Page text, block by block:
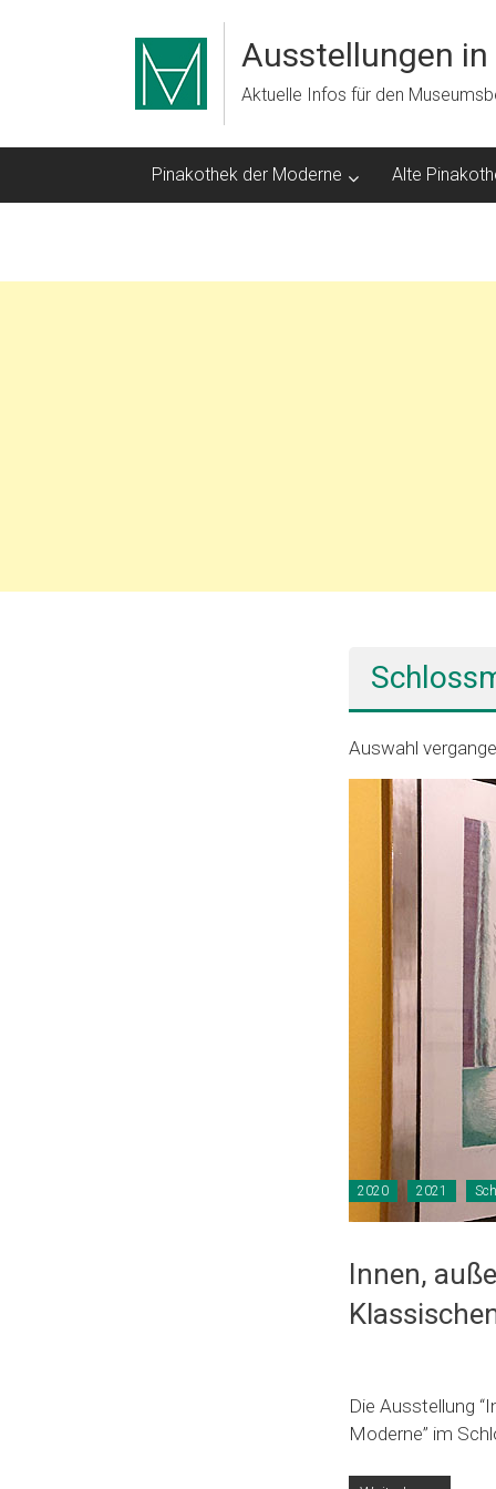
Ausstellungen
Aktuelle Infos für den
Pinakothek der Moderne Alte
Auswahl
2020 2021
Innen,
Die Ausstellung
Moderne” im